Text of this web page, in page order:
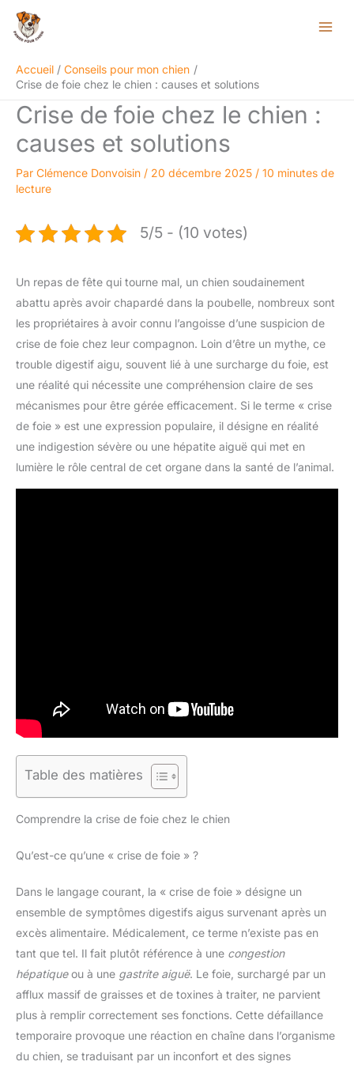
Aller
Accueil
Conseils pour mon chien
Crise de foie chez le chien : causes et solutions
Crise de foie chez le chien :
causes et solutions
Par Clémence Donvoisin / 20 décembre 2025 / 10 minutes de
lecture
5/5 - (10 votes)
Un repas de fête qui tourne mal, un chien soudainement
abattu après avoir chapardé dans la poubelle, nombreux sont
les propriétaires à avoir connu l’angoisse d’une suspicion de
crise de foie chez leur compagnon. Loin d’être un mythe, ce
trouble digestif aigu, souvent lié à une surcharge du foie, est
une réalité qui nécessite une compréhension claire de ses
mécanismes pour être gérée efficacement. Si le terme « crise
de foie » est une expression populaire, il désigne en réalité
une indigestion sévère ou une hépatite aiguë qui met en
lumière le rôle central de cet organe dans la santé de l’animal.
Table des matières
Comprendre la crise de foie chez le chien
Qu’est-ce qu’une « crise de foie » ?
Dans le langage courant, la « crise de foie » désigne un
ensemble de symptômes digestifs aigus survenant après un
excès alimentaire. Médicalement, ce terme n’existe pas en
tant que tel. Il fait plutôt référence à une congestion
hépatiqueou à une gastrite aiguë. Le foie, surchargé par un
afflux massif de graisses et de toxines à traiter, ne parvient
plus à remplir correctement ses fonctions. Cette défaillance
temporaire provoque une réaction en chaîne dans l’organisme
du chien, se traduisant par un inconfort et des signes
Rechercher